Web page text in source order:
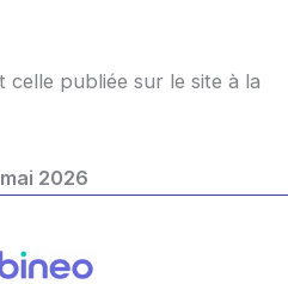
celle publiée sur le site à la
2026